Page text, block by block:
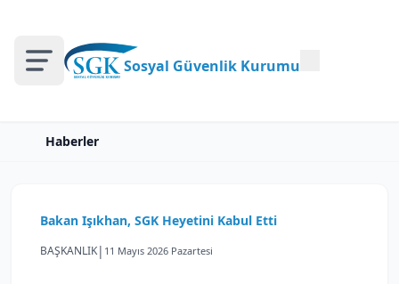
Sosyal Güvenlik Kurumu
Haberler
Bakan Işıkhan, SGK Heyetini Kabul Etti
BAŞKANLIK| 11 Mayıs 2026 Pazartesi